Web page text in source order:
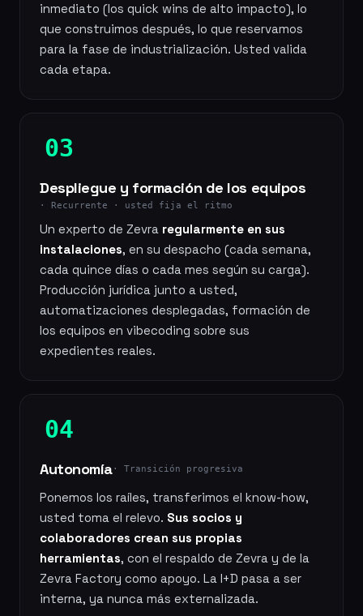
inmediato (los quick wins de alto impacto), lo
que construimos después, lo que reservamos
para la fase de industrialización. Usted valida
cada etapa.
03
Despliegue y formación de los equipos
· Recurrente · usted fija el ritmo
Un experto de Zevra regularmente en sus
instalaciones, en su despacho (cada semana,
cada quince días o cada mes según su carga).
Producción jurídica junto a usted,
automatizaciones desplegadas, formación de
los equipos en vibecoding sobre sus
expedientes reales.
04
Autonomía· Transición progresiva
Ponemos los raíles, transferimos el know-how,
usted toma el relevo. Sus socios y
colaboradores crean sus propias
herramientas, con el respaldo de Zevra y de la
Zevra Factory como apoyo. La I+D pasa a ser
interna, ya nunca más externalizada.